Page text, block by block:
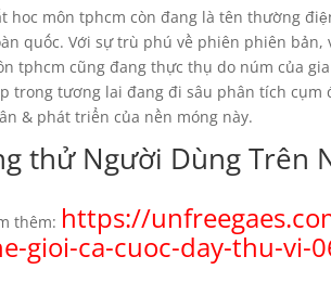
hoc môn tphcm còn đang là tên thường
quốc. Với sự trù phú về phiên phiên
tphcm cũng đang thực thụ do núm của
trong tương lai đang đi sâu phân tích cụm
& phát triển của nền móng này.
thử Người Dùng Trên
thêm: https://
gioi-ca-cuoc-day-thu-vi-